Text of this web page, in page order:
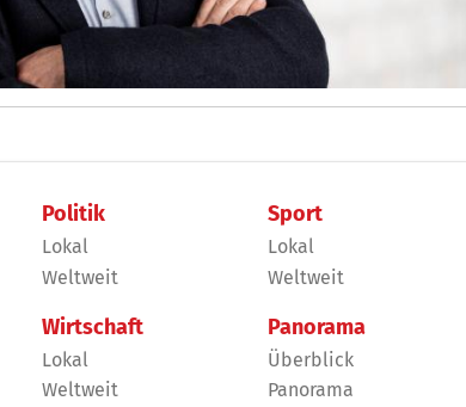
Politik
Lokal
Weltweit
Wirtschaft
Lokal
Weltweit
Sport
Lokal
Weltweit
Panorama
Überblick
Panorama